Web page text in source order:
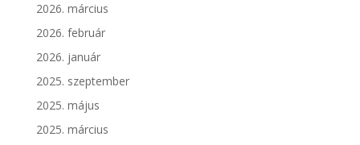
2026. március
2026. február
2026. január
2025. szeptember
2025. május
2025. március